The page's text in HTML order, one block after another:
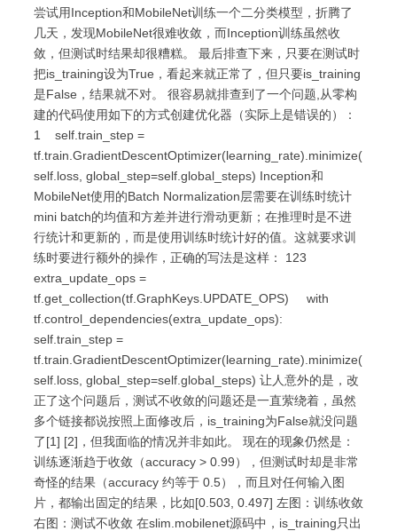
尝试用Inception和MobileNet训练一个二分类模型，折腾了
几天，发现MobileNet很难收敛，而Inception训练虽然收
敛，但测试时结果却很糟糕。 最后排查下来，只要在测试时
把is_training设为True，看起来就正常了，但只要is_training
是False，结果就不对。 很容易就排查到了一个问题,从零构
建的代码使用如下的方式创建优化器（实际上是错误的）：
1 self.train_step =
tf.train.GradientDescentOptimizer(learning_rate).minimize(
self.loss, global_step=self.global_steps) Inception和
MobileNet使用的Batch Normalization层需要在训练时统计
mini batch的均值和方差并进行滑动更新；在推理时是不进
行统计和更新的，而是使用训练时统计好的值。这就要求训
练时要进行额外的操作，正确的写法是这样： 123
extra_update_ops =
tf.get_collection(tf.GraphKeys.UPDATE_OPS) with
tf.control_dependencies(extra_update_ops):
self.train_step =
tf.train.GradientDescentOptimizer(learning_rate).minimize(
self.loss, global_step=self.global_steps) 让人意外的是，改
正了这个问题后，测试不收敛的问题还是一直萦绕着，虽然
多个链接都说按照上面修改后，is_training为False就没问题
了[1] [2]，但我面临的情况并非如此。 现在的现象仍然是：
训练逐渐趋于收敛（accuracy > 0.99），但测试时却是非常
奇怪的结果（accuracy 约等于 0.5），而且对任何输入图
片，都输出固定的结果，比如[0.503, 0.497] 左图：训练收敛
右图：测试不收敛 在slim.mobilenet源码中，is_training只出